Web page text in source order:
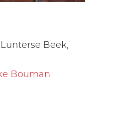
Beek,
Bouman